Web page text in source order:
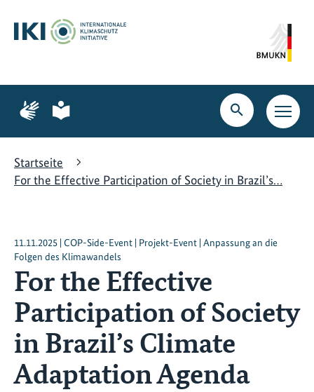
Hauptinhalt
springen
Suche
springen
Hauptnavigation
springen
Zur
Seite
Gebärdensprache
Zur
Seite
leichte
Suche
öffnen
Startseite
For the Effective Participation of Society in Brazil’s…
11.11.2025 | COP-Side-Event | Projekt-Event | Anpassung an die
Folgen des Klimawandels
For the Effective
Participation of Society
in Brazil’s Climate
Adaptation Agenda